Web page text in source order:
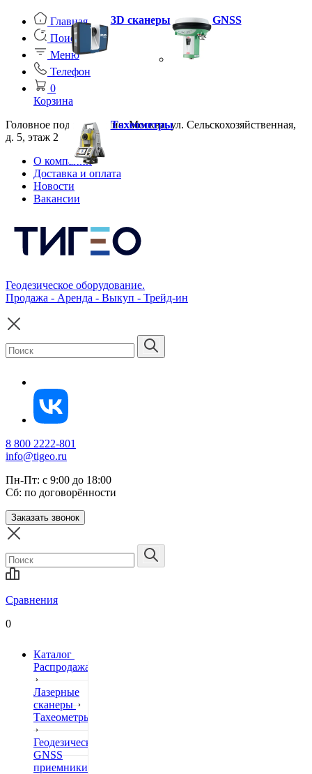
Главная
Поиск
Меню
Телефон
0
Корзина
Головное подразделение: Москва, ул. Сельскохозяйственная,
д. 5, этаж 2
О компании
Доставка и оплата
Новости
Вакансии
Геодезическое оборудование.
Продажа - Аренда - Выкуп - Трейд-ин
8 800 2222-801
info@tigeo.ru
Пн-Пт: с 9:00 до 18:00
Сб: по договорённости
Заказать звонок
Сравнения
0
Каталог
Распродажа
Лазерные
сканеры
Тахеометры
Геодезические
GNSS
приемники
3D сканеры GNSS
Тахеометры